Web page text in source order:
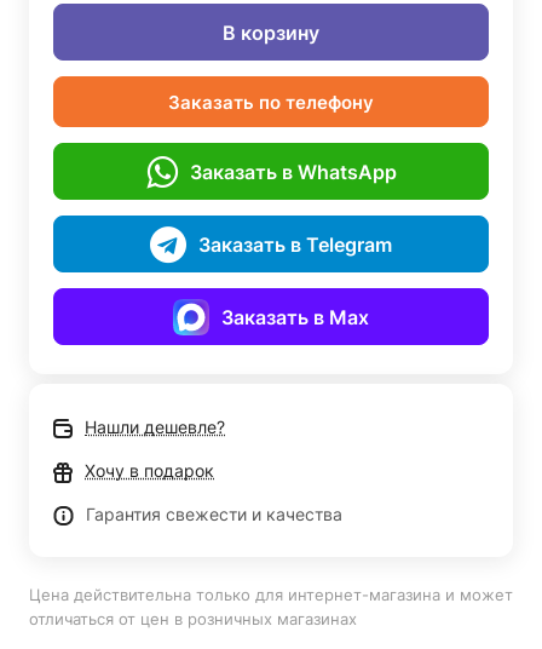
В корзину
Заказать по телефону
Заказать в WhatsApp
Заказать в Telegram
Заказать в Max
Нашли дешевле?
Хочу в подарок
Гарантия свежести и качества
Цена действительна только для интернет-магазина и может
отличаться от цен в розничных магазинах